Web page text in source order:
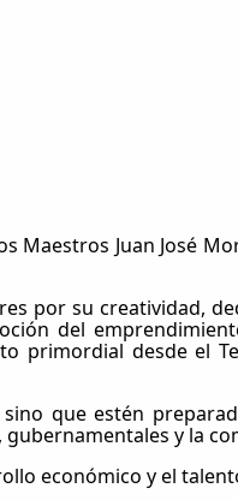
Juan José
por su creatividad,
del
primordial desde el
que estén
y la
económico y el